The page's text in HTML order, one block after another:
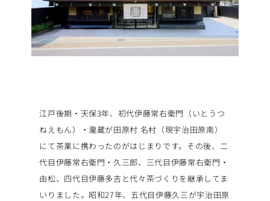
江戸後期・天保3年、初代伊藤常右衛門（いとうつ
ねえもん）・瀧蔵が田原村 名村（現宇治田原南）
にて茶業に携わったのがはじまりです。その後、二
代目伊藤常右衛門・久三郎、三代目伊藤常右衛門・
由松、四代目伊藤多吉と代々茶づくりを継承してま
いりました。昭和27年、五代目伊藤久三が宇治田原